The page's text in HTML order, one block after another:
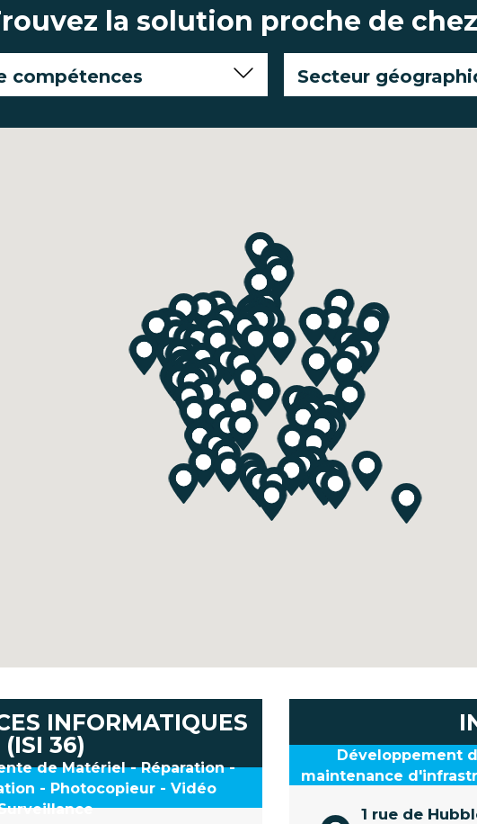
la solution proche de
INFORMATIQUES
(ISI 36)
de Matériel - Réparation -
- Photocopieur - Vidéo
Développement
maintenance
1 rue de